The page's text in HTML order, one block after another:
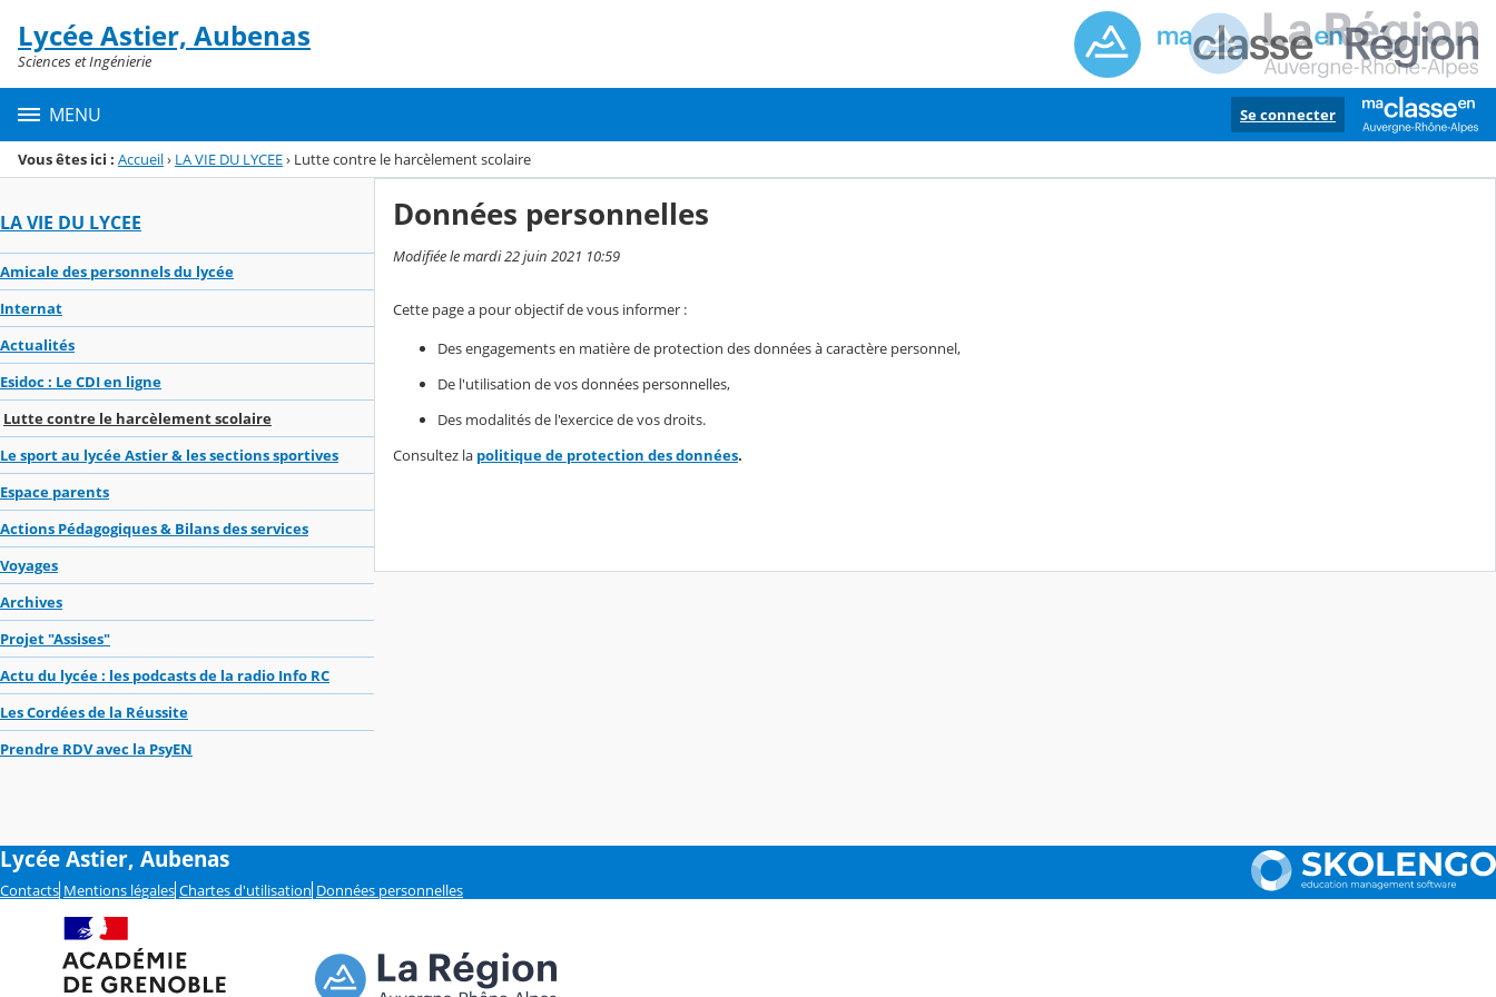
Menu de la rubrique
Contenu
Lycée Astier, Aubenas
Sciences et Ingénierie
MENU Se connecter
Vous êtes ici : Accueil› LA VIE DU LYCEE› Lutte contre le harcèlement scolaire
LA VIE DU LYCEE
Amicale des personnels du lycée
Internat
Actualités
Esidoc : Le CDI en ligne
Lutte contre le harcèlement scolaire
Le sport au lycée Astier & les sections sportives
Espace parents
Actions Pédagogiques & Bilans des services
Voyages
Archives
Projet "Assises"
Actu du lycée : les podcasts de la radio Info RC
Les Cordées de la Réussite
Prendre RDV avec la PsyEN
Données personnelles
Modifiée le mardi 22 juin 2021 10:59
Cette page a pour objectif de vous informer :
Des engagements en matière de protection des données à caractère personnel,
De l'utilisation de vos données personnelles,
Des modalités de l'exercice de vos droits.
Consultez la politique de protection des données.
Lycée Astier, Aubenas
Contacts Mentions légales Chartes d'utilisation Données personnelles